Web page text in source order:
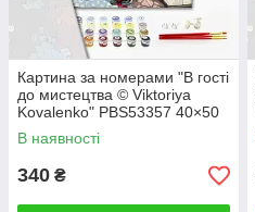
Картина за номерами "В гості
до мистецтва © Viktoriya
Kovalenko" PBS53357 40×50
см
В наявності
340 ₴